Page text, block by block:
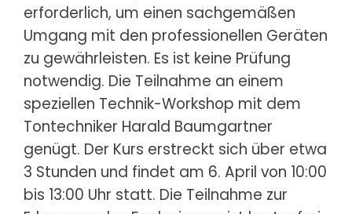
erforderlich, um einen sachgemäßen
Umgang mit den professionellen Geräten
zu gewährleisten. Es ist keine Prüfung
notwendig. Die Teilnahme an einem
speziellen Technik-Workshop mit dem
Tontechniker Harald Baumgartner
genügt. Der Kurs erstreckt sich über etwa
3 Stunden und findet am 6. April von 10:00
bis 13:00 Uhr statt. Die Teilnahme zur